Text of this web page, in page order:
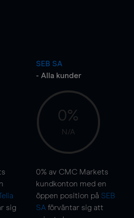
sig
SEB SA
- Alla kunder
0%
N/A
0% av CMC Markets
kundkonton med en
öppen position på SEB
SA förväntar sig att